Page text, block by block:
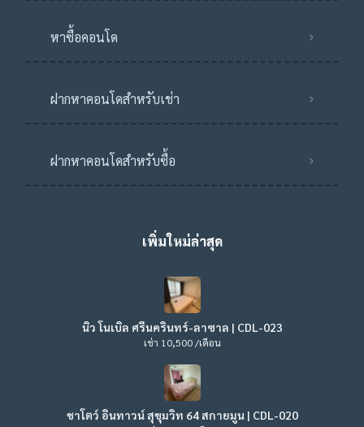
หาซื้อคอนโด
ฝากหาคอนโดสำหรับเช่า
ฝากหาคอนโดสำหรับซื้อ
เพิ่มใหม่ล่าสุด
นิว โนเบิล ศรีนครินทร์-ลาซาล | CDL-023
เช่า 10,500 /เดือน
ชาโตว์ อินทาวน์ สุขุมวิท 64 สกายมูน | CDL-020